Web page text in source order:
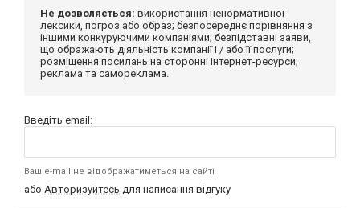
Не дозволяється: використання ненормативної
лексики, погроз або образ; безпосереднє порівняння з
іншими конкуруючими компаніями; безпідставні заяви,
що ображають діяльність компанії і / або її послуги;
розміщення посилань на сторонні інтернет-ресурси;
реклама та самореклама.
Введіть email:
Ваш e-mail не відображатиметься на сайті
або Авторизуйтесь для написання відгуку